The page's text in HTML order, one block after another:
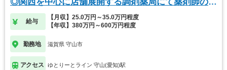
◎関西を中心に店舗展開する調剤薬局にて薬剤師の募
集
給与
【月収】25.0万円～35.0万円程度
【年収】380万円～600万円程度
勤務地 滋賀県 守山市
アクセス ゆとりーとライン 守山(愛知)駅